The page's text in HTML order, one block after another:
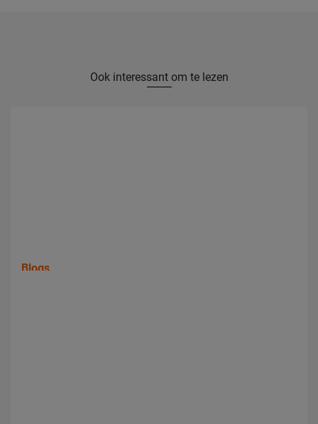
Ook interessant om te lezen
Blogs